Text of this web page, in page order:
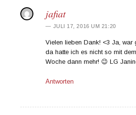
jafiat
JULI 17, 2016 UM 21:20
Vielen lieben Dank! <3 Ja, war
da hatte ich es nicht so mit
Woche dann mehr! 😉 LG
Antworten